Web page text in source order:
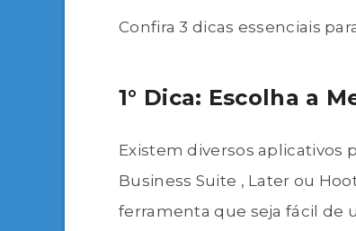
Confira 3 dicas essenciais
1° Dica: Escolha a
Existem diversos aplicativos
Business Suite , Later ou
ferramenta que seja fácil de